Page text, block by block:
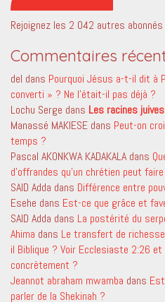
Rejoignez les 2 042 autres abonnés
Commentaires
del dans Pourquoi Jésus a-t-il dit à
converti » ? Ne l’était-il pas déjà ?
Lochu Serge dans Les racines
Manassé MAKIESE dans Peut-on
temps ?
Pascal AKONKWA KADAKALA dans
d’offrandes qu’un chrétien peut
SAID Adda dans Différence entre
Esehe dans Est-ce que grâce et
SAID Adda dans La postérité du
Ahima dans Le transfert de
il Biblique ? Voir Ecclesiaste 2:26
concrètement ?
Jeannot abraham mwamba dans
parler de la Shekinah ?